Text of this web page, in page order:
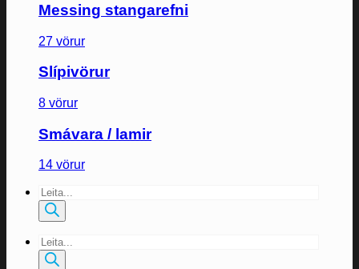
Messing stangarefni
27 vörur
Slípivörur
8 vörur
Smávara / lamir
14 vörur
Products
search
Products
search